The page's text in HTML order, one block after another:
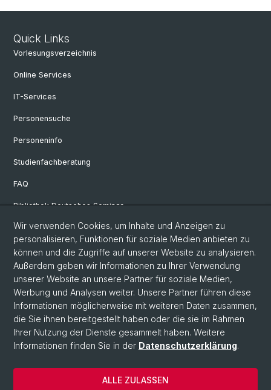
Quick Links
Vorlesungsverzeichnis
Online Services
IT-Services
Personensuche
Personeninfo
Studienfachberatung
FAQ
Bibliothek Deutsches Seminar
Neuere deutsche Literaturwissenschaft
Germanistische Mediävistik
Deutsche Sprachwissenschaft
© Universität Basel
Philosophisch-Historische Fakultät
Sprach- und Literaturwissenschaften
Home
Datenschutzerklärung
Wir verwenden Cookies, um Inhalte und Anzeigen zu
personalisieren, Funktionen für soziale Medien anbieten zu
können und die Zugriffe auf unserer Website zu analysieren.
Außerdem geben wir Informationen zu Ihrer Verwendung
unserer Website an unsere Partner für soziale Medien,
Werbung und Analysen weiter. Unsere Partner führen diese
Informationen möglicherweise mit weiteren Daten zusammen,
die Sie ihnen bereitgestellt haben oder die sie im Rahmen
Ihrer Nutzung der Dienste gesammelt haben. Weitere
Informationen finden Sie in der Datenschutzerklärung.
ALLE ZULASSEN